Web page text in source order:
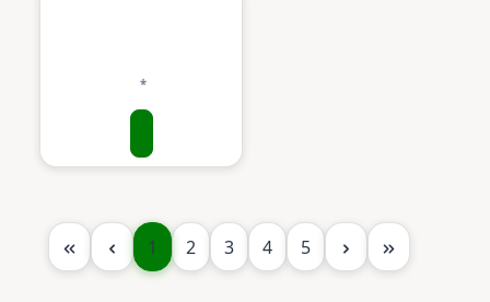
Seite
1 Seite
2 Seite
3 Seite
4 Seite
5